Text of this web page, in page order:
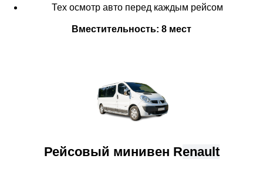
Тех осмотр авто перед каждым рейсом
Вместительность: 8 мест
Рейсовый минивен Renault